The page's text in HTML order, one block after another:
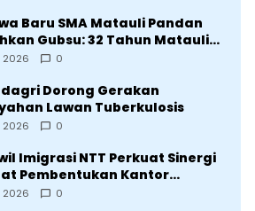
Baru SMA Matauli Pandan
Gubsu: 32 Tahun Matauli
Unggul
2026 0
Dorong Gerakan
Lawan Tuberkulosis
2026 0
Imigrasi NTT Perkuat Sinergi
Pembentukan Kantor
Sumba Timur
2026 0